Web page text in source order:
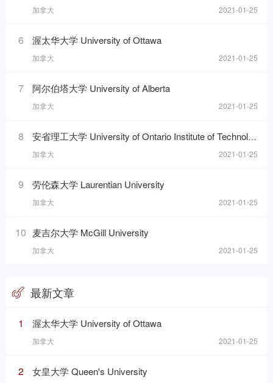
加拿大 2021-01-25
6 渥太华大学 University of Ottawa
加拿大 2021-01-25
7 阿尔伯塔大学 University of Alberta
加拿大 2021-01-25
8 安省理工大学 University of Ontario Institute of Technology
加拿大 2021-01-25
9 劳伦森大学 Laurentian University
加拿大 2021-01-25
10 麦吉尔大学 McGill University
加拿大 2021-01-25
最新文章
1 渥太华大学 University of Ottawa
加拿大 2021-01-25
2 女皇大学 Queen's University